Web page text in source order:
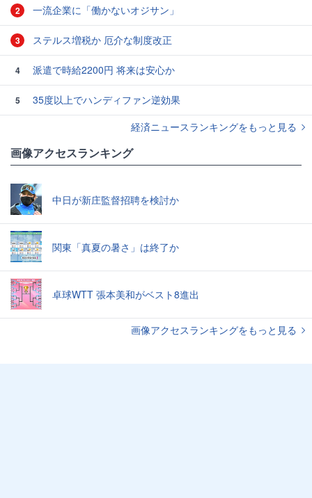
2 一流企業に「働かないオジサン」
3 ステルス増税か 厄介な制度改正
4 派遣で時給2200円 将来は安心か
5
35度以上でハンディファン逆効果
経済ニュースランキングをもっと見る
画像アクセスランキング
中日が新庄監督招聘を検討か
関東「真夏の暑さ」は終了か
卓球WTT 張本美和がベスト8進出
画像アクセスランキングをもっと見る